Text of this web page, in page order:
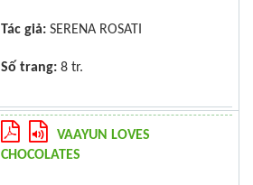
Tác giả: SERENA ROSATI
Số trang: 8 tr.
VAAYUN LOVES
CHOCOLATES